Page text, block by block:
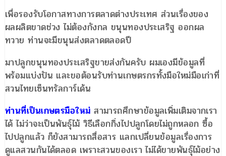
เพื่อรองรับโอกาสทางการตลาดต่างประเทศ ส่วนเรื่องของ
ผลผลิตขาดช่วง ไม่ต้องกังกล ขนุนทองประเสริฐ ออกผล
ทวาย ท่านจะมีขนุนส่งตลาดตลอดปี
มาปลูกขนุนทองประเสริฐขายส่งกันครับ ผมเองมีข้อมูลที่
พร้อมแบ่งปัน และขอต้อนรับท่านเกษตรกรทั้งมือใหม่มือเก่าที่
สวนไทยเซ็นทรัลการ์เด้น
ท่านที่เป็นเกษตรมือใหม่ สามารถศึกษาข้อมูลเพิ่มเติมจากเรา
ได้ ไม่ว่าจะเป็นพันธุ์ไม้ วิธีเลือกกิ่งไปปลูกโดยไม่ถูกหลอก ซื้อ
ไปปลูกแล้ว ก็ยังสามารถสื่อสาร แลกเปลี่ยนข้อมูลเรื่องการ
ดูแลสวนกันได้ตลอด เพราะสวนของเรา ไม่ได้ขายพันธุ์ไม้อย่าง